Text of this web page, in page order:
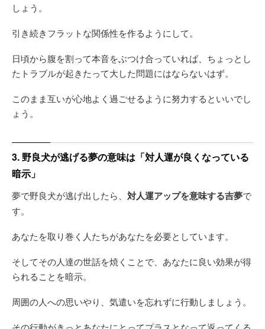
しょう。
引き続きフラットな関係性を作るようにして。
日頃から腹を割って本音をぶつけ合っていれば、ちょっとし
たトラブルが起きたって大した問題にはならないはず。
このまま互いが心地よく過ごせるように努力するといいでし
ょう。
3. 野良犬が逃げる夢の意味は「対人運が良くなっている
暗示」
夢で野良犬が逃げ出したら、 対人運アップを意味する吉夢で
す。
あなたを取り巻く人たちがあなたを必要としています。
そしてその人達の世話を焼くことで、あなたに良い効果が得
られることを暗示。
周囲の人への思いやり、気遣いを忘れずに行動しましょう。